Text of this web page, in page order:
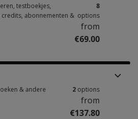
testboekjes,
abonnementen &
8
options
from
€69.00
& andere
2 options
from
€137.80